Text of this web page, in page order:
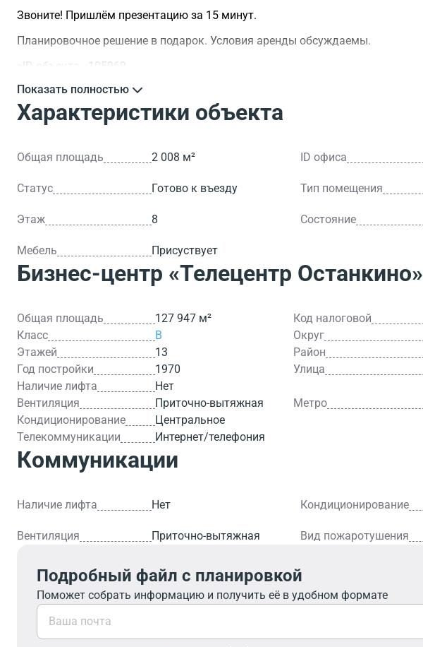
Звоните! Пришлём презентацию за 15 минут.
Планировочное решение в подарок. Условия аренды обсуждаемы.
>ID объекта - 105969.
Показать полностью
Характеристики объекта
Общая площадь 2 008 м² ID офиса
Статус Готово к въезду Тип помещения
Этаж 8 Состояние
Мебель Присуствует
Бизнес-центр «Телецентр Останкино»
Общая площадь
127 947 м²
Класс
B
Этажей
13
Год постройки
1970
Наличие лифта
Нет
Вентиляция
Приточно-вытяжная
Кондиционирование
Центральное
Телекоммуникации
Интернет/телефония
Код налоговой
Округ
Район
Улица
Метро
Коммуникации
Наличие лифта Нет Кондиционирование
Вентиляция Приточно-вытяжная Вид пожаротушения
Подробный файл с планировкой
Поможет собрать информацию и получить её в удобном формате